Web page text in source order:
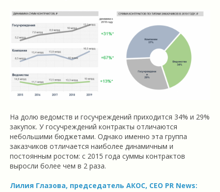
На долю ведомств и госучреждений приходится 34% и 29%
закупок. У госучреждений контракты отличаются
небольшими бюджетами. Однако именно эта группа
заказчиков отличается наиболее динамичным и
постоянным ростом: с 2015 года суммы контрактов
выросли более чем в 2 раза.
Лилия Глазова, председатель АКОС, CEO PR News: